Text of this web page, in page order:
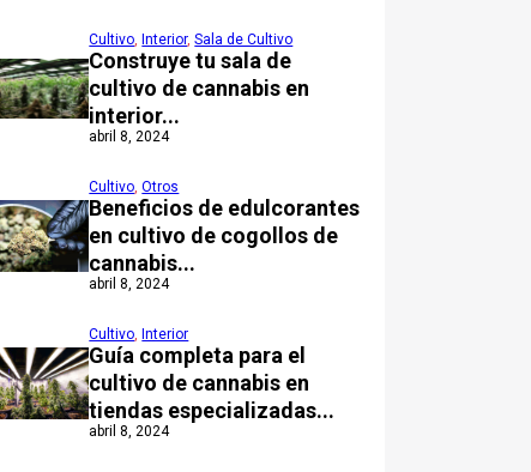
Construye tu sala de
cultivo de cannabis en
interior...
Cultivo, Interior,Sala de Cultivo
abril 8, 2024
Beneficios de edulcorantes
en cultivo de cogollos de
cannabis...
Cultivo,Otros
abril 8, 2024
Guía completa para el
cultivo de cannabis en
tiendas especializadas...
Cultivo, Interior
abril 8, 2024